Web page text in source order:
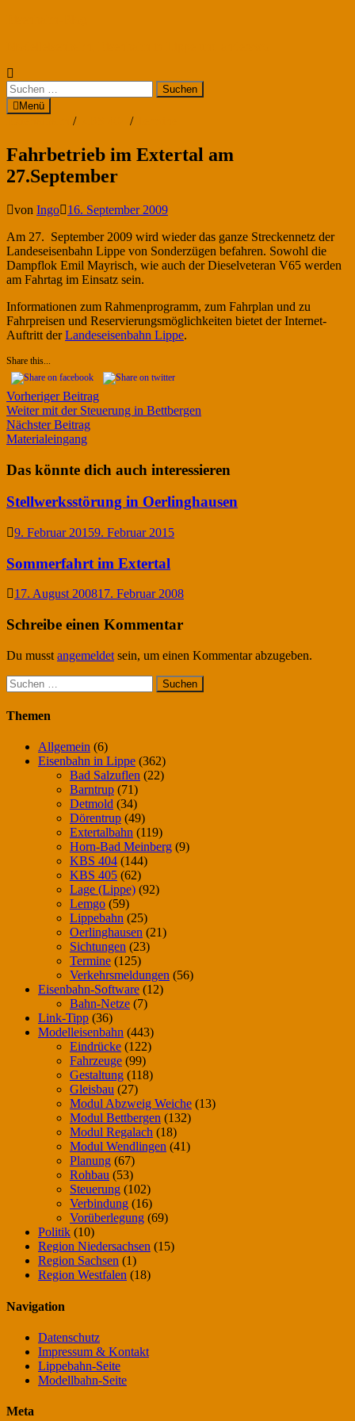
Suchen
nach:Menü
/ /
Fahrbetrieb im Extertal am
27.September
von Ingo
16. September 2009
Am 27. September 2009 wird wieder das ganze Streckennetz der
Landeseisenbahn Lippe von Sonderzügen befahren. Sowohl die
Dampflok Emil Mayrisch, wie auch der Dieselveteran V65 werden
am Fahrtag im Einsatz sein.
Informationen zum Rahmenprogramm, zum Fahrplan und zu
Fahrpreisen und Reservierungsmöglichkeiten bietet der Internet-
Auftritt derLandeseisenbahn Lippe.
Share this...
Beitragsnavigation
Vorheriger BeitragVorheriger
Beitrag:
Weiter mit der Steuerung in Bettbergen
Nächster BeitragNächster
Materialeingang
Das könnte dich auch interessieren
Stellwerksstörung in Oerlinghausen
9. Februar 20159. Februar 2015
Sommerfahrt im Extertal
17. August 200817. Februar 2008
Schreibe einen Kommentar
Du musst angemeldet sein, um einen Kommentar abzugeben.
Suchen
nach:
Themen
Allgemein (6)
Eisenbahn in Lippe (362)
Bad Salzuflen (22)
Barntrup (71)
Detmold (34)
Dörentrup (49)
Extertalbahn (119)
Horn-Bad Meinberg (9)
KBS 404 (144)
KBS 405 (62)
Lage (Lippe) (92)
Lemgo (59)
Lippebahn (25)
Oerlinghausen (21)
Sichtungen (23)
Termine (125)
Verkehrsmeldungen (56)
Eisenbahn-Software (12)
Bahn-Netze (7)
Link-Tipp (36)
Modelleisenbahn (443)
Eindrücke (122)
Fahrzeuge (99)
Gestaltung (118)
Gleisbau (27)
Modul Abzweig Weiche (13)
Modul Bettbergen (132)
Modul Regalach (18)
Modul Wendlingen (41)
Planung (67)
Rohbau (53)
Steuerung (102)
Verbindung (16)
Vorüberlegung (69)
Politik (10)
Region Niedersachsen (15)
Region Sachsen (1)
Region Westfalen (18)
Navigation
Datenschutz
Impressum & Kontakt
Lippebahn-Seite
Modellbahn-Seite
Meta